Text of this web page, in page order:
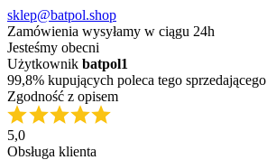
sklep@batpol.shop
Zamówienia wysyłamy w ciągu 24h
Jesteśmy obecni
Użytkownik batpol1
99,8% kupujących poleca tego sprzedającego
Zgodność z opisem
5,0
Obsługa klienta